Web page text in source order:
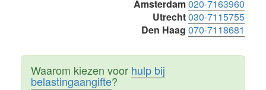
Amsterdam020-7163960
Utrecht030-7115755
Den Haag 070-7118681
Waarom kiezen voor hulp bij
belastingaangifte?